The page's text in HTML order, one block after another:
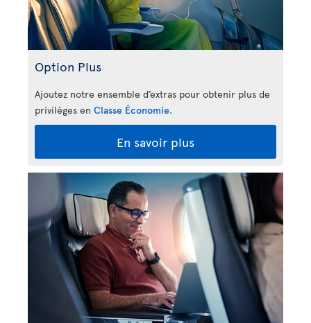
Option Plus
Ajoutez notre ensemble d’extras pour obtenir plus de
privilèges en Classe Économie.
En savoir plus